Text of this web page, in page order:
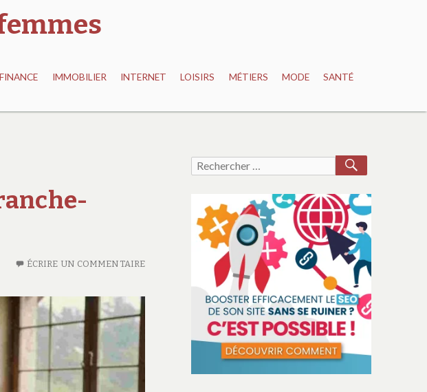
FINANCE IMMOBILIER INTERNET LOISIRS MÉTIERS MODE SANTÉ
ÉCRIRE UN COMMENTAIRE
Recherche